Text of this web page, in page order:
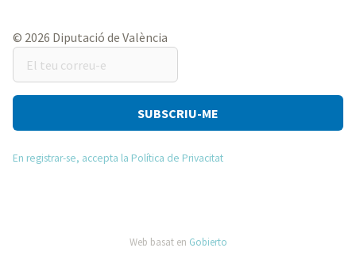
© 2026 Diputació de València
teu
correu-
En registrar-se, accepta la Política de Privacitat
Web basat en Gobierto